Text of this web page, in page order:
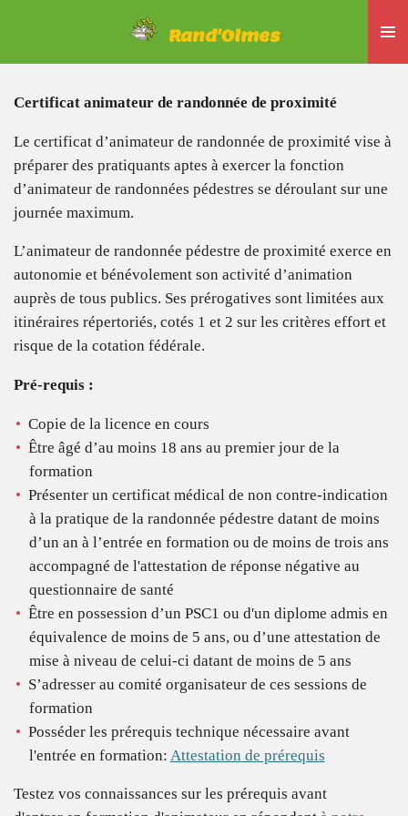
contenu
Rand'Olmes
Certificat animateur de randonnée de proximité
Le certificat d’animateur de randonnée de proximité vise à
préparer des pratiquants aptes à exercer la fonction
d’animateur de randonnées pédestres se déroulant sur une
journée maximum.
L’animateur de randonnée pédestre de proximité exerce en
autonomie et bénévolement son activité d’animation
auprès de tous publics. Ses prérogatives sont limitées aux
itinéraires répertoriés, cotés 1 et 2 sur les critères effort et
risque de la cotation fédérale.
Pré-requis :
Copie de la licence en cours
Être âgé d’au moins 18 ans au premier jour de la
formation
Présenter un certificat médical de non contre-indication
à la pratique de la randonnée pédestre datant de moins
d’un an à l’entrée en formation ou de moins de trois ans
accompagné de l'attestation de réponse négative au
questionnaire de santé
Être en possession d’un PSC1 ou d'un diplome admis en
équivalence de moins de 5 ans, ou d’une attestation de
mise à niveau de celui-ci datant de moins de 5 ans
S’adresser au comité organisateur de ces sessions de
formation
Posséder les prérequis technique nécessaire avant
l'entrée en formation: Attestation de prérequis
Testez vos connaissances sur les prérequis avant